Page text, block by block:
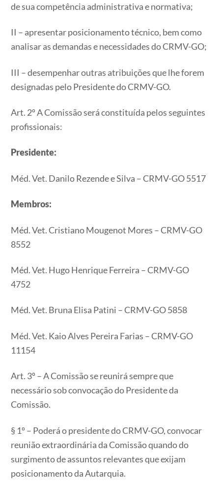
de sua competência administrativa e normativa;
II – apresentar posicionamento técnico, bem como
analisar as demandas e necessidades do CRMV-GO;
III – desempenhar outras atribuições que lhe forem
designadas pelo Presidente do CRMV-GO.
Art. 2º A Comissão será constituída pelos seguintes
profissionais:
Presidente:
Méd. Vet. Danilo Rezende e Silva – CRMV-GO 5517
Membros:
Méd. Vet. Cristiano Mougenot Mores – CRMV-GO
8552
Méd. Vet. Hugo Henrique Ferreira – CRMV-GO
4752
Méd. Vet. Bruna Elisa Patini – CRMV-GO 5858
Méd. Vet. Kaio Alves Pereira Farias – CRMV-GO
11154
Art. 3º – A Comissão se reunirá sempre que
necessário sob convocação do Presidente da
Comissão.
§ 1º – Poderá o presidente do CRMV-GO, convocar
reunião extraordinária da Comissão quando do
surgimento de assuntos relevantes que exijam
posicionamento da Autarquia.